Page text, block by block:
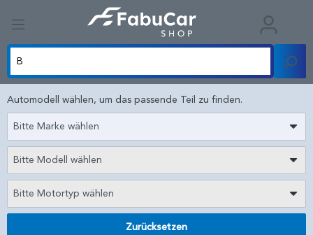
Automodell wählen, um das passende Teil zu finden.
Bitte Marke wählen
Bitte Modell wählen
Bitte Motortyp wählen
Zurücksetzen